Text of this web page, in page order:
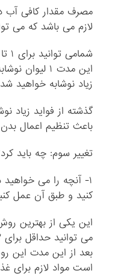
مصرف مقدار کافی آب
لازم می باشد که می تواند ۶ تا ۸ لیوان آب
این مدت ۱
زیاد نوشابه خواهید
گذشته از فواید زیاد
باعث تنظیم اعمال
تغییر سوم: چه باید
۱- آنچه را می
کنید و طبق آن عمل
این یکی از بهترین
بعد از این مدت این
است مواد لازم برای